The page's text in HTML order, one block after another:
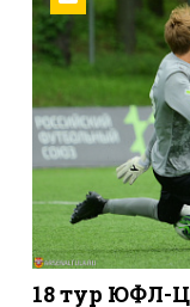
18 тур ЮФЛ-